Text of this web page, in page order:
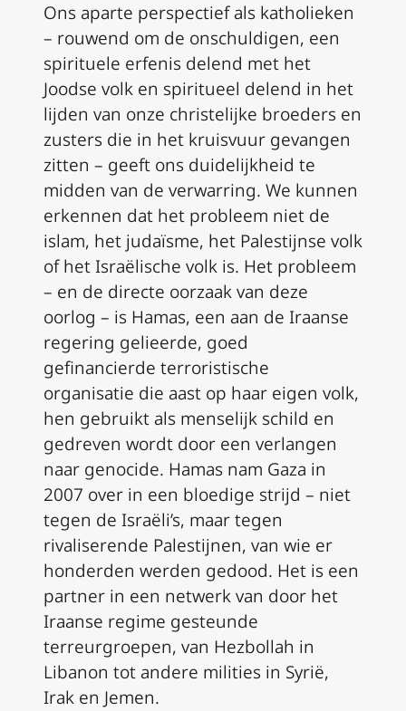
Ons aparte perspectief als katholieken
– rouwend om de onschuldigen, een
spirituele erfenis delend met het
Joodse volk en spiritueel delend in het
lijden van onze christelijke broeders en
zusters die in het kruisvuur gevangen
zitten – geeft ons duidelijkheid te
midden van de verwarring. We kunnen
erkennen dat het probleem niet de
islam, het judaïsme, het Palestijnse volk
of het Israëlische volk is. Het probleem
– en de directe oorzaak van deze
oorlog – is Hamas, een aan de Iraanse
regering gelieerde, goed
gefinancierde terroristische
organisatie die aast op haar eigen volk,
hen gebruikt als menselijk schild en
gedreven wordt door een verlangen
naar genocide. Hamas nam Gaza in
2007 over in een bloedige strijd – niet
tegen de Israëli’s, maar tegen
rivaliserende Palestijnen, van wie er
honderden werden gedood. Het is een
partner in een netwerk van door het
Iraanse regime gesteunde
terreurgroepen, van Hezbollah in
Libanon tot andere milities in Syrië,
Irak en Jemen.